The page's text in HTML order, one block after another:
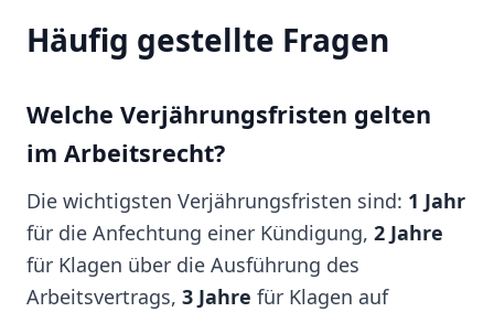
Häufig gestellte Fragen
Welche Verjährungsfristen gelten
im Arbeitsrecht?
Die wichtigsten Verjährungsfristen sind: 1 Jahr
für die Anfechtung einer Kündigung, 2 Jahre
für Klagen über die Ausführung des
Arbeitsvertrags, 3 Jahre für Klagen auf